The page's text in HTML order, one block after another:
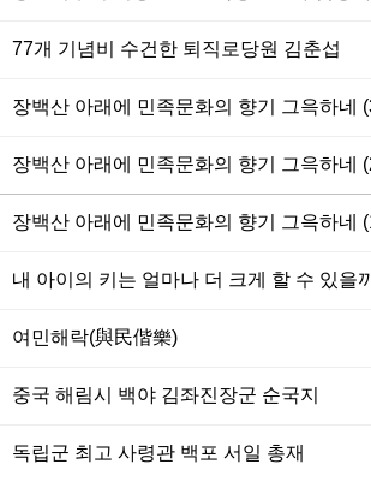
77개 기념비 수건한 퇴직로당원 김춘섭
장백산 아래에 민족문화의 향기 그윽하네
장백산 아래에 민족문화의 향기 그윽하네
장백산 아래에 민족문화의 향기 그윽하네
내 아이의 키는 얼마나 더 크게 할 수 있을
여민해락(與民偕樂)
중국 해림시 백야 김좌진장군 순국지
독립군 최고 사령관 백포 서일 총재